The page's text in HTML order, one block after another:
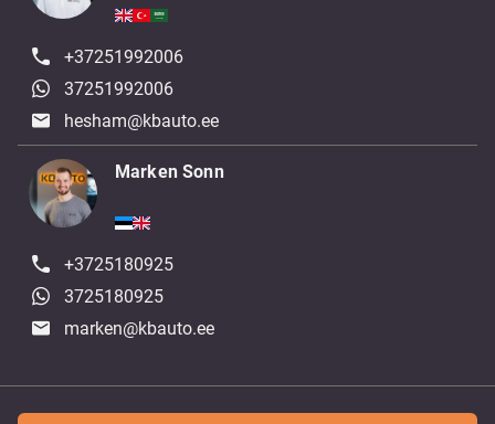
+37251992006
37251992006
hesham@kbauto.ee
Marken Sonn
+3725180925
3725180925
marken@kbauto.ee